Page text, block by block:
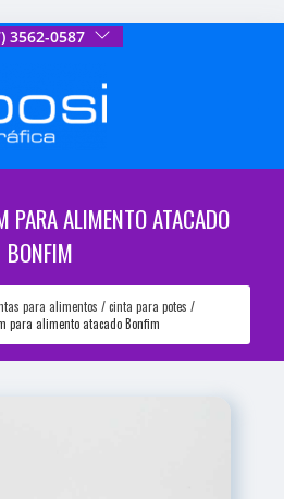
3562-0587
PARA ALIMENTO ATACADO
BONFIM
para alimentos
cinta para potes
para alimento atacado Bonfim